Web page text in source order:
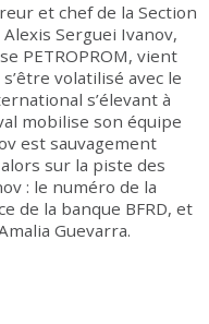
et chef de la Section
Serguei Ivanov,
PETROPROM, vient
volatilisé avec le
s’élevant à
mobilise son équipe
est sauvagement
sur la piste des
: le numéro de la
de la banque BFRD, et
Guevarra.